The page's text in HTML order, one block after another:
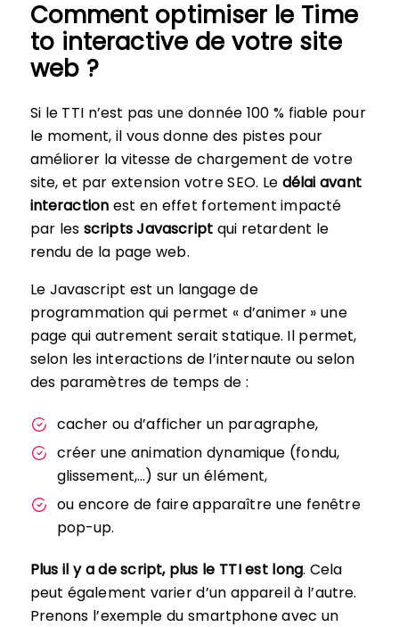
Comment optimiser le Time
to interactive de votre site
web ?
Si le TTI n’est pas une donnée 100 % fiable pour
le moment, il vous donne des pistes pour
améliorer la vitesse de chargement de votre
site, et par extension votre SEO. Le délai avant
interaction est en effet fortement impacté
par les scripts Javascript qui retardent le
rendu de la page web.
Le Javascript est un langage de
programmation qui permet « d’animer » une
page qui autrement serait statique. Il permet,
selon les interactions de l’internaute ou selon
des paramètres de temps de :
cacher ou d’afficher un paragraphe,
créer une animation dynamique (fondu,
glissement,…) sur un élément,
ou encore de faire apparaître une fenêtre
pop-up.
Plus il y a de script, plus le TTI est long. Cela
peut également varier d’un appareil à l’autre.
Prenons l’exemple du smartphone avec un